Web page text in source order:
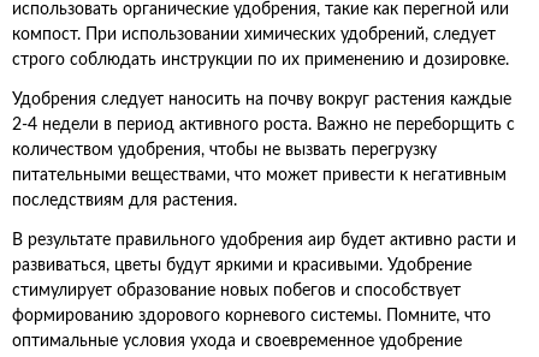
использовать органические удобрения, такие как перегной или
компост. При использовании химических удобрений, следует
строго соблюдать инструкции по их применению и дозировке.
Удобрения следует наносить на почву вокруг растения каждые
2-4 недели в период активного роста. Важно не переборщить с
количеством удобрения, чтобы не вызвать перегрузку
питательными веществами, что может привести к негативным
последствиям для растения.
В результате правильного удобрения аир будет активно расти и
развиваться, цветы будут яркими и красивыми. Удобрение
стимулирует образование новых побегов и способствует
формированию здорового корневого системы. Помните, что
оптимальные условия ухода и своевременное удобрение